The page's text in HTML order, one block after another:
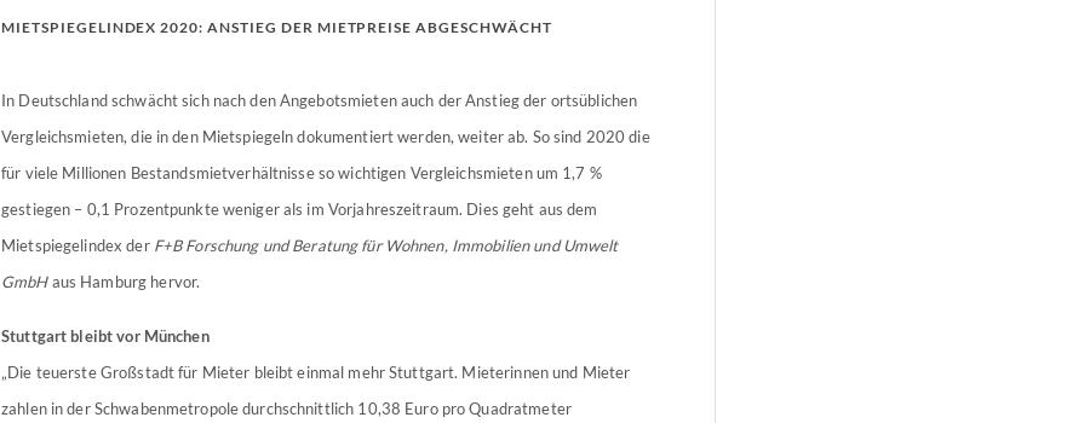
MIETSPIEGELINDEX 2020: ANSTIEG DER MIETPREISE ABGESCHWÄCHT
In Deutschland schwächt sich nach den Angebotsmieten auch der Anstieg der ortsüblichen
Vergleichsmieten, die in den Mietspiegeln dokumentiert werden, weiter ab. So sind 2020 die
für viele Millionen Bestandsmietverhältnisse so wichtigen Vergleichsmieten um 1,7 %
gestiegen – 0,1 Prozentpunkte weniger als im Vorjahreszeitraum. Dies geht aus dem
Mietspiegelindex derF+B Forschung und Beratung für Wohnen, Immobilien und Umwelt
GmbHaus Hamburg hervor.
Stuttgart bleibt vor München
„Die teuerste Großstadt für Mieter bleibt einmal mehr Stuttgart. Mieterinnen und Mieter
zahlen in der Schwabenmetropole durchschnittlich 10,38 Euro pro Quadratmeter